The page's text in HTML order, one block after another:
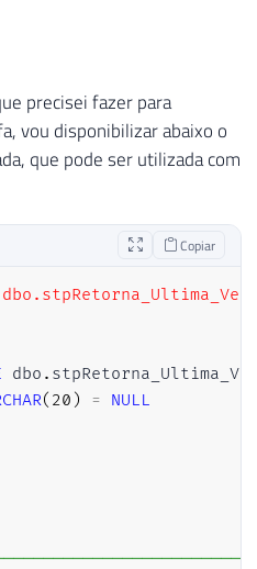
precisei fazer para
vou disponibilizar abaixo o
que pode ser utilizada com
Copiar
dbo .
( 20 ) = NULL